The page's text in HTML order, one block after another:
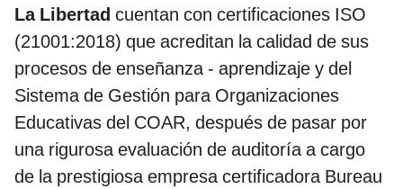
La Libertad cuentan con certificaciones ISO
(21001:2018) que acreditan la calidad de sus
procesos de enseñanza - aprendizaje y del
Sistema de Gestión para Organizaciones
Educativas del COAR, después de pasar por
una rigurosa evaluación de auditoría a cargo
de la prestigiosa empresa certificadora Bureau